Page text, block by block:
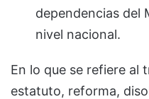
dependencias del
nivel nacional.
En lo que se refiere al
estatuto, reforma,